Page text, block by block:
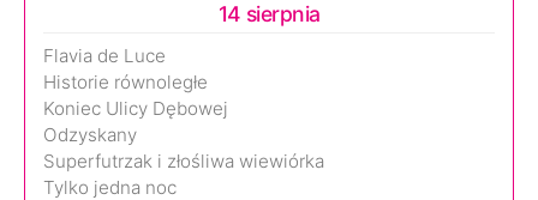
14 sierpnia
Flavia de Luce
Historie równoległe
Koniec Ulicy Dębowej
Odzyskany
Superfutrzak i złośliwa wiewiórka
Tylko jedna noc